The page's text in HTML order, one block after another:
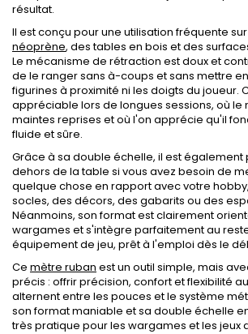
résultat.
Il est conçu pour une utilisation fréquente
néoprène, des tables en bois et des
Le mécanisme de rétraction est doux et
de le ranger sans à-coups et sans mettre
figurines à proximité ni les doigts du joueur.
appréciable lors de longues sessions, où le
maintes reprises et où l'on apprécie qu'il
fluide et sûre.
Grâce à sa double échelle, il est également
dehors de la table si vous avez besoin de
quelque chose en rapport avec votre
socles, des décors, des gabarits ou des
Néanmoins, son format est clairement
wargames et s'intègre parfaitement au
équipement de jeu, prêt à l'emploi dès le
Ce mètre ruban est un outil simple, mais
précis : offrir précision, confort et flexibilité
alternent entre les pouces et le système
son format maniable et sa double échelle
très pratique pour les wargames et les jeux